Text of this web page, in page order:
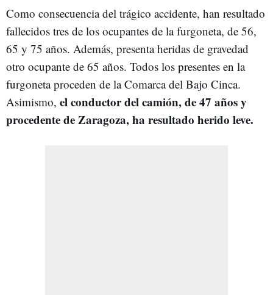
Como consecuencia del trágico accidente, han resultado
fallecidos tres de los ocupantes de la furgoneta, de 56,
65 y 75 años. Además, presenta heridas de gravedad
otro ocupante de 65 años. Todos los presentes en la
furgoneta proceden de la Comarca del Bajo Cinca.
Asimismo, el conductor del camión, de 47 años y
procedente de Zaragoza, ha resultado herido leve.